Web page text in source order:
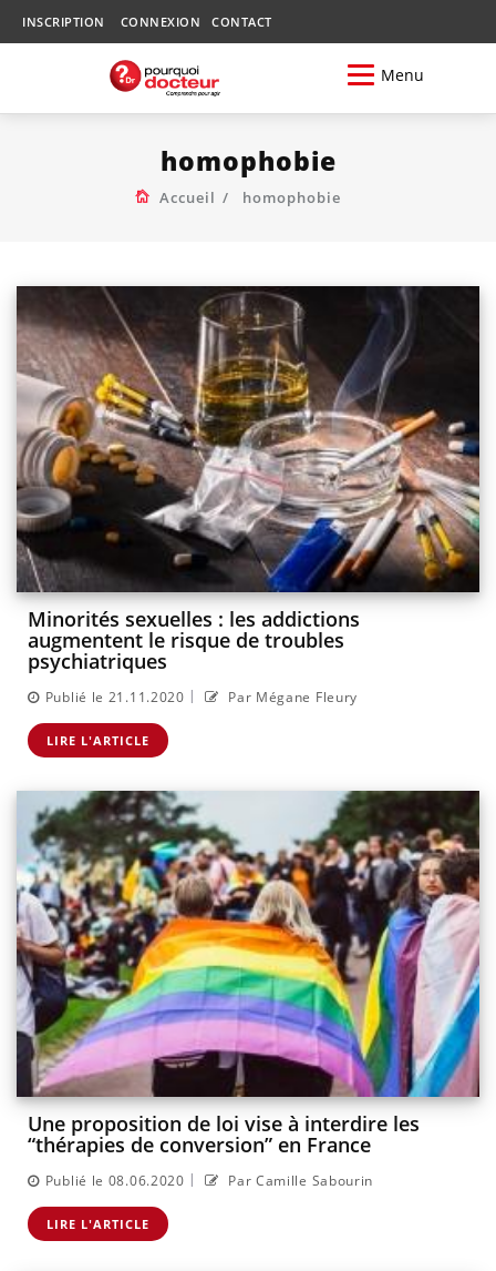
INSCRIPTION CONNEXION CONTACT
Menu
homophobie
Accueil homophobie
Minorités sexuelles : les addictions
augmentent le risque de troubles
psychiatriques
Publié le 21.11.2020 | Par Mégane Fleury
LIRE L'ARTICLE
Une proposition de loi vise à interdire les
“thérapies de conversion” en France
Publié le 08.06.2020 | Par Camille Sabourin
LIRE L'ARTICLE